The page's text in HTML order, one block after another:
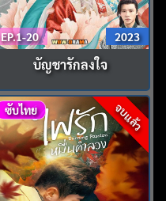
EP.1-20 2023
บัญชารักลงใจ
จบแล้ว
ซับไทย